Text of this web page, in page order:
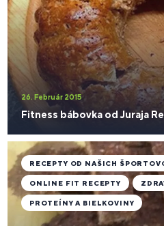
26. Február 2015
Fitness bábovka od Juraja
RECEPTY OD NAŠICH
ONLINE FIT RECEPTY
PROTEÍNY A BIELKOVINY